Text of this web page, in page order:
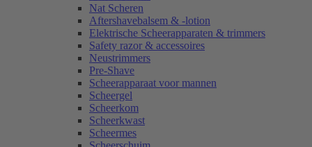
Nat Scheren
Aftershavebalsem & -lotion
Elektrische Scheerapparaten & trimmers
Safety razor & accessoires
Neustrimmers
Pre-Shave
Scheerapparaat voor mannen
Scheergel
Scheerkom
Scheerkwast
Scheermes